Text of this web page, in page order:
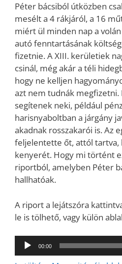
Péter bácsiból útközben
mesélt a 4 rákjáról, a 16
miért ül minden nap a
autó fenntartásának
fizetnie. A XIII. kerületiek
csinál, még akár a téli
hogy ne kelljen
azt nem tudnák megfizetni.
segítenek neki, például
harisnyaboltban a járgány
akadnak rosszakarói is. Az
feljelentette őt, attól tartva,
kenyerét. Hogy mi történt
riportból, amelyben Péter
hallhatóak.
A riport a lejátszóra
le is tölhető, vagy külön
Audió
lejátszó
00:00